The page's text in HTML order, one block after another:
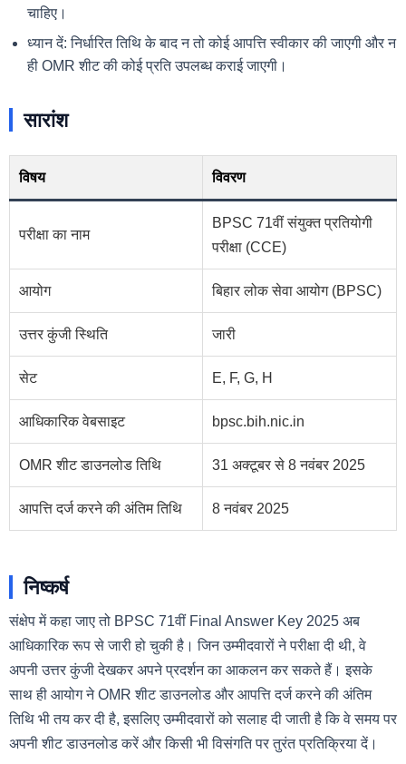
चाहिए।
ध्यान दें: निर्धारित तिथि के बाद न तो कोई आपत्ति स्वीकार की जाएगी और न
ही OMR शीट की कोई प्रति उपलब्ध कराई जाएगी।
सारांश
विषय विवरण
परीक्षा का नाम
BPSC 71वीं संयुक्त प्रतियोगी
परीक्षा (CCE)
आयोग बिहार लोक सेवा आयोग (BPSC)
उत्तर कुंजी स्थिति जारी
सेट E, F, G, H
आधिकारिक वेबसाइट bpsc.bih.nic.in
OMR शीट डाउनलोड तिथि 31 अक्टूबर से 8 नवंबर 2025
आपत्ति दर्ज करने की अंतिम तिथि 8 नवंबर 2025
निष्कर्ष
संक्षेप में कहा जाए तो BPSC 71वीं Final Answer Key 2025 अब
आधिकारिक रूप से जारी हो चुकी है। जिन उम्मीदवारों ने परीक्षा दी थी, वे
अपनी उत्तर कुंजी देखकर अपने प्रदर्शन का आकलन कर सकते हैं। इसके
साथ ही आयोग ने OMR शीट डाउनलोड और आपत्ति दर्ज करने की अंतिम
तिथि भी तय कर दी है, इसलिए उम्मीदवारों को सलाह दी जाती है कि वे समय पर
अपनी शीट डाउनलोड करें और किसी भी विसंगति पर तुरंत प्रतिक्रिया दें।